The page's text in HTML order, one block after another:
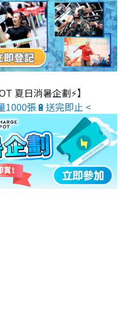
夏日消暑企劃⚡】
1000張🔋送完即止 <